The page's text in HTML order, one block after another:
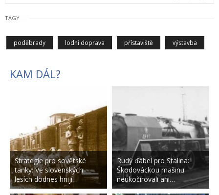
TAGY
poděbrady lodní doprava přístaviště výstavba
KAM DÁL?
Strategie pro sovětské
tanky: Ve slovenských
lesích dodnes hnijí…
Rudý ďábel pro Stalina:
Škodováckou mašinu
neukočírovali ani…